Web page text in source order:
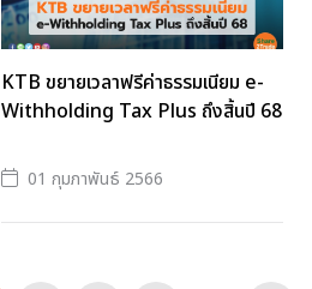
KTB ขยายเวลาฟรีค่าธรรมเนียม e-
Withholding Tax Plus ถึงสิ้นปี 68
01 กุมภาพันธ์ 2566